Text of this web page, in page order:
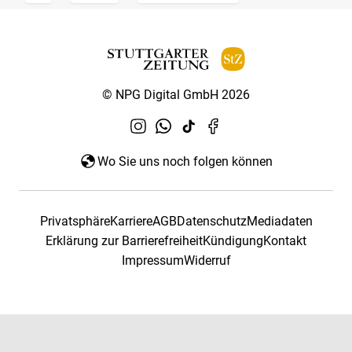
© NPG Digital GmbH 2026
Wo Sie uns noch folgen können
PrivatsphäreKarriereAGBDatenschutzMediadaten
Erklärung zur BarrierefreiheitKündigungKontakt
ImpressumWiderruf